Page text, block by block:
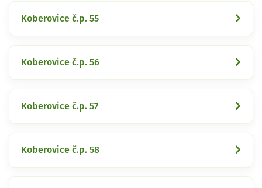
Koberovice č.p. 55
Koberovice č.p. 56
Koberovice č.p. 57
Koberovice č.p. 58